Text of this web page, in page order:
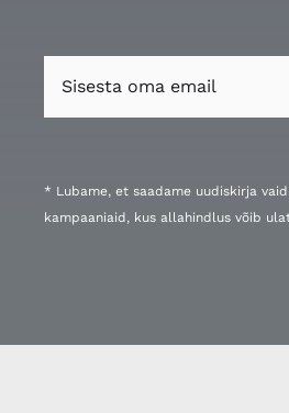
* Lubame, et saadame uudiskirja
kampaaniaid, kus allahindlus võib